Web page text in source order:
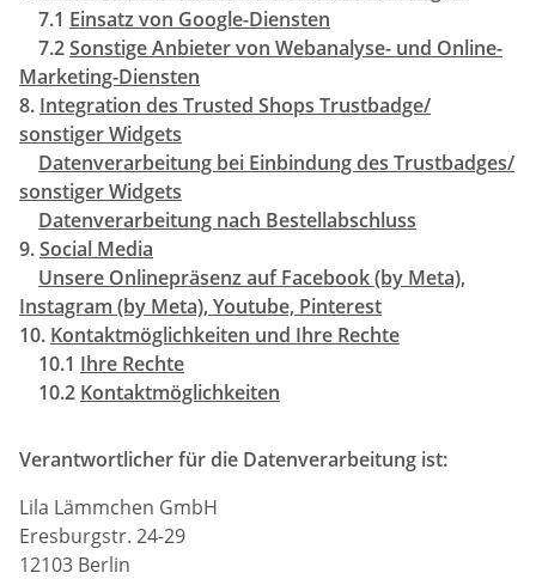
7.1 Einsatz von Google-Diensten
7.2Sonstige Anbieter von Webanalyse- und Online-
Marketing-Diensten
8. Integration des Trusted Shops Trustbadge/
sonstiger Widgets
Datenverarbeitung bei Einbindung des Trustbadges/
sonstiger Widgets
Datenverarbeitung nach Bestellabschluss
9.Social Media
Unsere Onlinepräsenz auf Facebook (by Meta),
Instagram (by Meta), Youtube, Pinterest
10. Kontaktmöglichkeiten und Ihre Rechte
10.1 Ihre Rechte
10.2 Kontaktmöglichkeiten
Verantwortlicher für die Datenverarbeitung ist:
Lila Lämmchen GmbH
Eresburgstr. 24-29
12103 Berlin